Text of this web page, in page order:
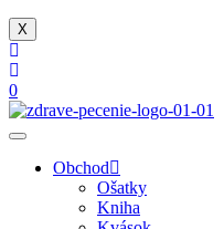
X
0
Obchod
Ošatky
Kniha